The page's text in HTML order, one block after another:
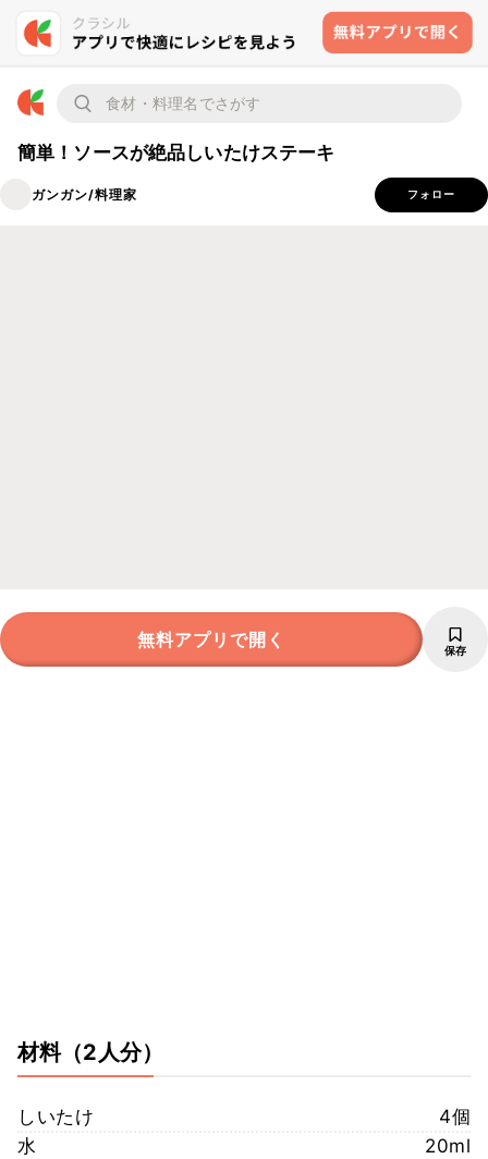
簡単！ソースが絶品しいたけステーキ
ガンガン/料理家 フォロー
無料アプリで開く 保存
材料（2人分）
しいたけ
4個
水
20ml